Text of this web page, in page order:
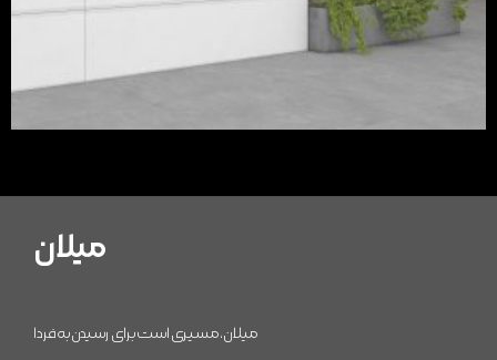
میلان
میلان، مسیری است برای رسیدن به فردا